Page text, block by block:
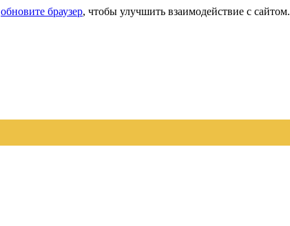
обновите браузер, чтобы улучшить взаимодействие с сайтом.